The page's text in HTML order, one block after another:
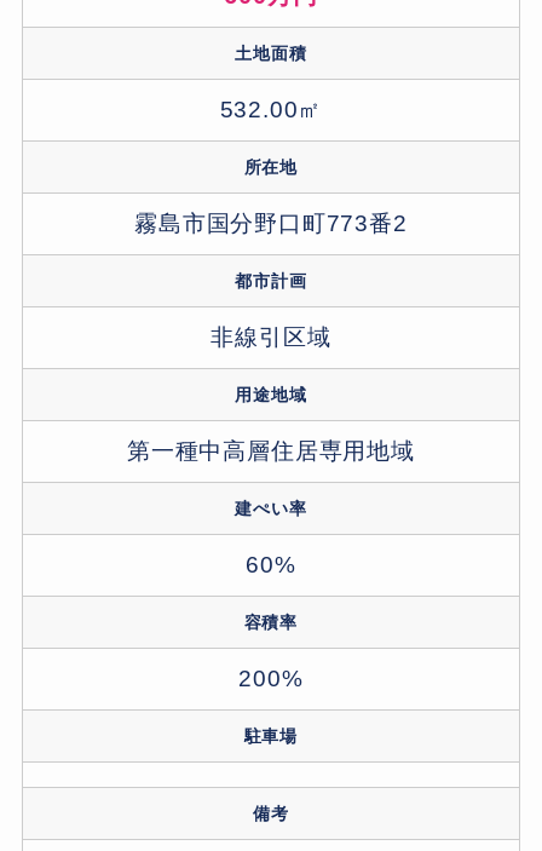
土地面積
532.00㎡
所在地
霧島市国分野口町773番2
都市計画
非線引区域
用途地域
第一種中高層住居専用地域
建ぺい率
60%
容積率
200%
駐車場
備考